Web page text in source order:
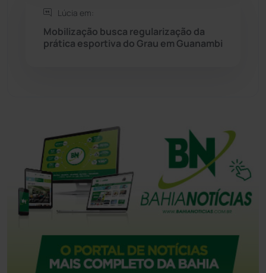
Tecnologia
Lúcia em:
Mobilização busca regularização da
prática esportiva do Grau em Guanambi